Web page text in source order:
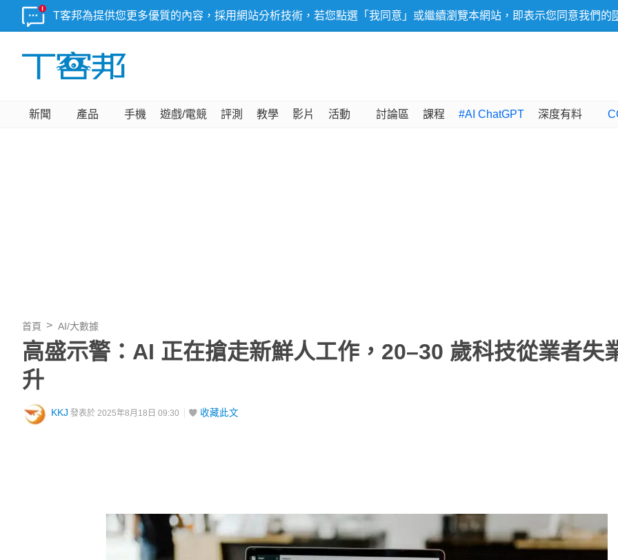
T客邦為提供您更多優質的內容，採用網站分析技術，若您點選「我同意」或繼續瀏覽本網站，即表示您同意我們的
新聞 產品 手機 遊戲/電競 評測 教學 影片 活動 討論區 課程 #AI ChatGPT 深度有料
首頁 AI/大數據
高盛示警：AI 正在搶走新鮮人工作，20–30 歲科技從業者失
升
KKJ 發表於 2025年8月18日 09:30 收藏此文